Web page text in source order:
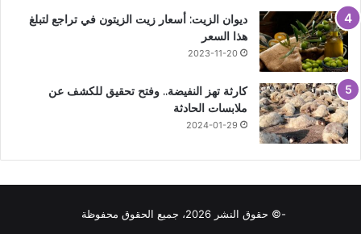
ديوان الزيت: أسعار زيت الزيتون في تراجع لتبلغ
هذا السعر
2023-11-20
كارثة تهز النفيضة.. وفتح تحقيق للكشف عن
ملابسات الحادثة
2024-01-29
-© حقوق النشر 2026، جميع الحقوق محفوظة